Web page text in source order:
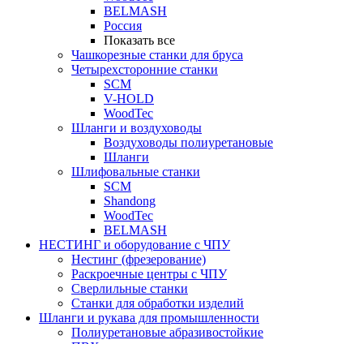
BELMASH
Россия
Показать все
Чашкорезные станки для бруса
Четырехсторонние станки
SCM
V-HOLD
WoodTec
Шланги и воздуховоды
Воздуховоды полиуретановые
Шланги
Шлифовальные станки
SCM
Shandong
WoodTec
BELMASH
НЕСТИНГ и оборудование с ЧПУ
Нестинг (фрезерование)
Раскроечные центры с ЧПУ
Сверлильные станки
Станки для обработки изделий
Шланги и рукава для промышленности
Полиуретановые абразивостойкие